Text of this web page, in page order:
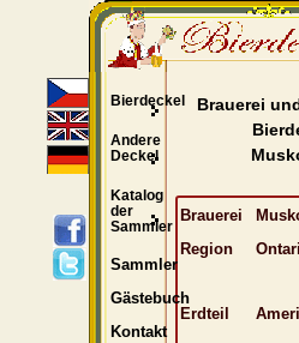
Brauerei
Brauerei
Region
Erdteil
Bierdeckel
Andere
Deckel
Katalog
der
Sammler
Sammler
Gästebuch
Kontakt